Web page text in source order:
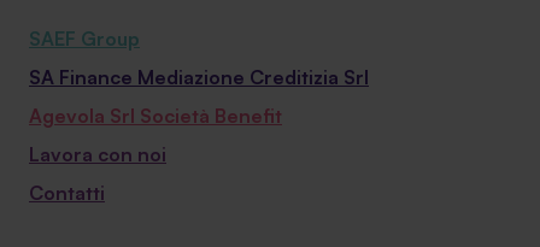
SAEF Group
SA Finance Mediazione Creditizia Srl
Agevola Srl Società Benefit
Lavora con noi
Contatti